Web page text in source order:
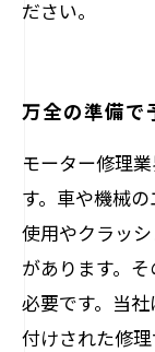
ださい。
万全の準備で
モーター修理
す。車や機械
使用やクラッ
があります。
必要です。当
付けされた修